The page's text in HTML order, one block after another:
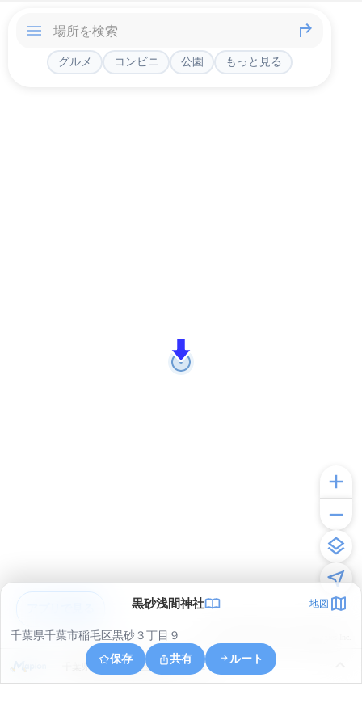
グルメ コンビニ 公園 もっと見る
黒砂浅間神社 地図
千葉県千葉市稲毛区黒砂３丁目９
保存
共有 ルート
千葉県千葉市美浜区高洲１丁目１３